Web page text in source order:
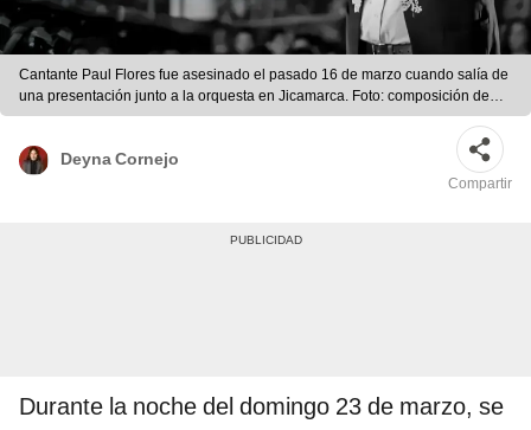
Cantante Paul Flores fue asesinado el pasado 16 de marzo cuando salía de
una presentación junto a la orquesta en Jicamarca. Foto: composición de
Gerson Cardoso/PNP/La República
Deyna Cornejo
Compartir
Durante la noche del domingo 23 de marzo, se